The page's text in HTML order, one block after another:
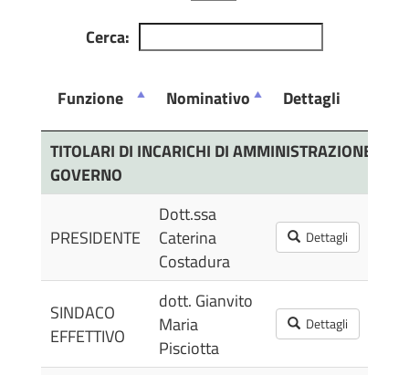
Cerca:
Funzione Nominativo Dettagli
Funzione
Nominativo Dettagli
TITOLARI DI INCARICHI DI AMMINISTRAZIONE, DI
GOVERNO
PRESIDENTE
Dott.ssa
Caterina
Costadura
Dettagli
SINDACO
EFFETTIVO
dott. Gianvito
Maria
Pisciotta
Dettagli